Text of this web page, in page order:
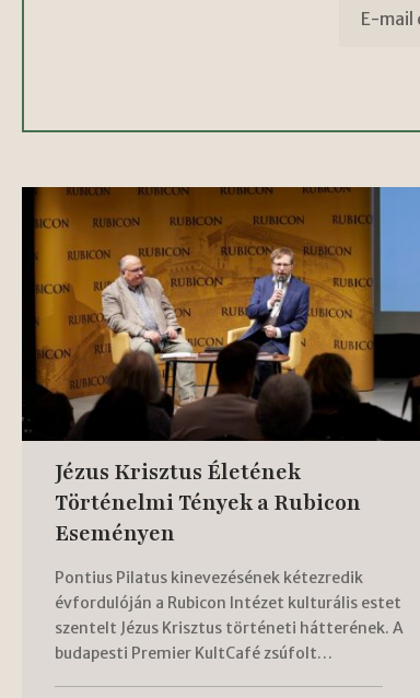
Jézus Krisztus Életének
Történelmi Tények a Rubicon
Eseményen
Pontius Pilatus kinevezésének kétezredik
évfordulóján a Rubicon Intézet kulturális estet
szentelt Jézus Krisztus történeti hátterének. A
budapesti Premier KultCafé zsúfolt…